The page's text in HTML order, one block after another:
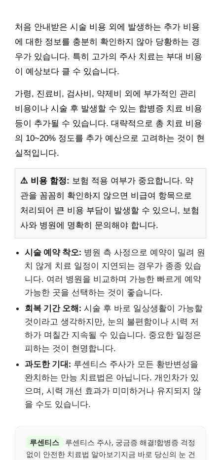
처음 안내받은 시술 비용 외에 발생하는 추가 비용
에 대한 정보를 충분히 확인하지 않아 당황하는 경
우가 있습니다. 특히 고가의 주사 치료는 부대 비용
이 예상보다 클 수 있습니다.
가령, 진료비, 검사비, 약제비 외에 부가적인 관리
비용이나 시술 후 발생할 수 있는 합병증 치료 비용
등이 추가될 수 있습니다. 대략적으로 총 치료 비용
의 10~20% 정도를 추가 예산으로 고려하는 것이 현
실적입니다.
⚠️ 비용 함정: 보험 적용 여부가 중요합니다. 약
관을 꼼꼼히 확인하지 않으면 비급여 항목으로
처리되어 큰 비용 부담이 발생할 수 있으니, 보험
사와 병원에 명확히 문의해야 합니다.
시술 예약 착오: 병원 측 사정으로 예약이 밀려 원
치 않게 치료 일정이 지연되는 경우가 종종 있습
니다. 여러 병원을 비교하며 가능한 빠르게 예약
가능한 곳을 선택하는 것이 좋습니다.
회복 기간 오해: 시술 후 바로 일상생활이 가능할
것이라고 생각하지만, 눈의 불편함이나 시력 저
하가 며칠간 지속될 수 있습니다. 중요한 일정은
피하는 것이 현명합니다.
과도한 기대: 루센티스 주사가 모든 황반변성을
완치하는 만능 치료법은 아닙니다. 개인차가 있
으며, 시력 개선 효과가 미미하거나 유지되지 않
을 수도 있습니다.
루센티스
루센티스 주사, 궁금증 해결!합병증 걱정
없이 안전한 치료법 알아보기지금 바로 당신의 눈 건